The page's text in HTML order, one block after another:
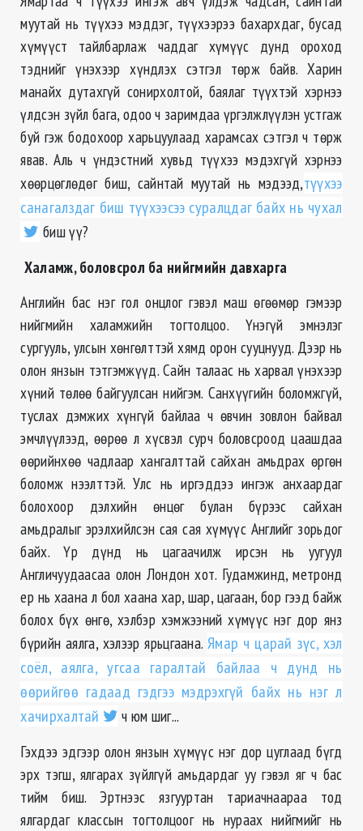
муутай нь түүхээ мэддэг, түүхээрээ бахархдаг, бусад
хүмүүст тайлбарлаж чаддаг хүмүүс дунд ороход
тэднийг үнэхээр хүндлэх сэтгэл төрж байв. Харин
манайх дутахгүй сонирхолтой, баялаг түүхтэй хэрнээ
үлдсэн зүйл бага, одоо ч заримдаа үргэлжлүүлэн устгаж
буй гэж бодохоор харьцуулаад харамсах сэтгэл ч төрж
явав. Аль ч үндэстний хувьд түүхээ мэдэхгүй хэрнээ
хѳѳрцѳглѳдѳг биш, сайнтай муутай нь мэдээд,түүхээ
санагалздаг биш түүхээсээ суралцдаг байх нь чухал
биш үү?
Халамж, боловсрол ба нийгмийн давхарга
Английн бас нэг гол онцлог гэвэл маш өгөөмөр гэмээр
нийгмийн халамжийн тогтолцоо. Үнэгүй эмнэлэг
сургууль, улсын хѳнгѳлттэй хямд орон сууцнууд. Дээр нь
олон янзын тэтгэмжүүд. Сайн талаас нь харвал үнэхээр
хүний төлөө байгуулсан нийгэм. Санхүүгийн боломжгүй,
туслах дэмжих хүнгүй байлаа ч өвчин зовлон байвал
эмчлүүлээд, ѳѳрѳѳ л хүсвэл сурч боловсроод цаашдаа
ѳѳрийнхѳѳ чадлаар хангалттай сайхан амьдрах өргөн
боломж нээлттэй. Улс нь иргэддээ ингэж анхаардаг
болохоор дэлхийн өнцөг булан бүрээс сайхан
амьдралыг эрэлхийлсэн сая сая хүмүүс Английг зорьдог
байх. Үр дүнд нь цагаачилж ирсэн нь уугуул
Англичуудаасаа олон Лондон хот. Гудамжинд, метронд
ер нь хаана л бол хаана хар, шар, цагаан, бор гээд байж
болох бүх өнгө, хэлбэр хэмжээний хүмүүс нэг дор янз
бүрийн аялга, хэлээр ярьцгаана.Ямар ч царай зүс, хэл
соёл, аялга, угсаа гаралтай байлаа ч дунд нь
өөрийгөө гадаад гэдгээ мэдрэхгүй байх нь нэг л
хачирхалтай
ч юм шиг...
Гэхдээ эдгээр олон янзын хүмүүс нэг дор цуглаад бүгд
эрх тэгш, ялгарах зүйлгүй амьдардаг уу гэвэл яг ч бас
тийм биш. Эртнээс язгууртан тариачнаараа тод
ялгардаг классын тогтолцоог нь нураах нийгмийг нь